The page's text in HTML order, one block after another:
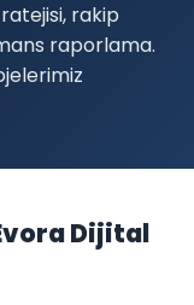
rakip
raporlama.
Dijital